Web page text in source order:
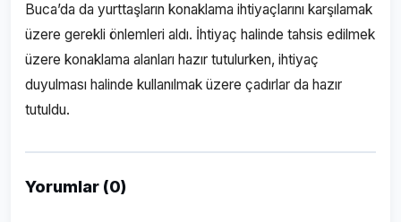
Buca’da da yurttaşların konaklama ihtiyaçlarını karşılamak
üzere gerekli önlemleri aldı. İhtiyaç halinde tahsis edilmek
üzere konaklama alanları hazır tutulurken, ihtiyaç
duyulması halinde kullanılmak üzere çadırlar da hazır
tutuldu.
Yorumlar (0)